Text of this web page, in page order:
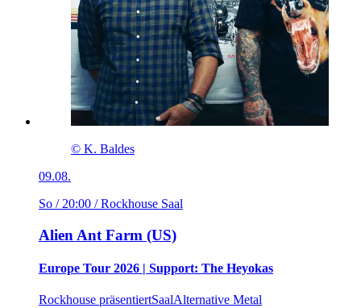
© K. Baldes
09.08.
So / 20:00 / Rockhouse Saal
Alien Ant Farm (US)
Europe Tour 2026 | Support: The Heyokas
Rockhouse präsentiertSaalAlternative Metal